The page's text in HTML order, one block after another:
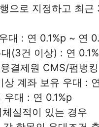
으로 지정하고 최
대 : 연 0.1%p ~ 연
(3건 이상) : 연
결제원 CMS/펌뱅킹
계좌 보유 우대 :
우대 : 연 0.1%p
실적이 있는 경우